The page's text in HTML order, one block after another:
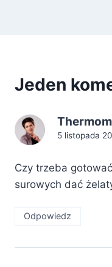
Jeden
5 listopada
Czy trzeba
surowych dać
Odpowiedz